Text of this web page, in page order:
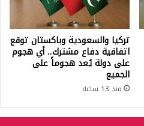
تركيا والسعودية وباكستان توقع
اتفاقية دفاع مشترك.. أي هجوم
على دولة يُعد هجوماً على
الجميع
منذ 13 ساعة